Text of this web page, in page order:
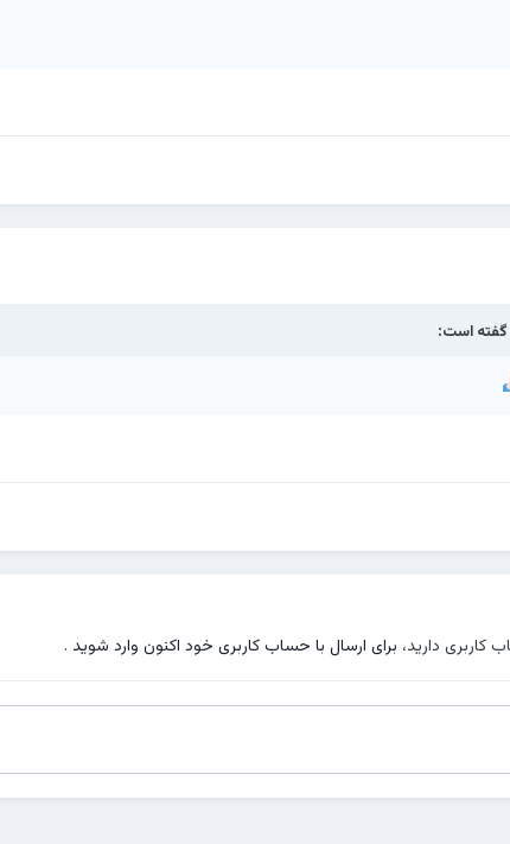
گفته است:
کاربری دارید، برای ارسال با حساب کاربری خود اکنون وارد شوید .